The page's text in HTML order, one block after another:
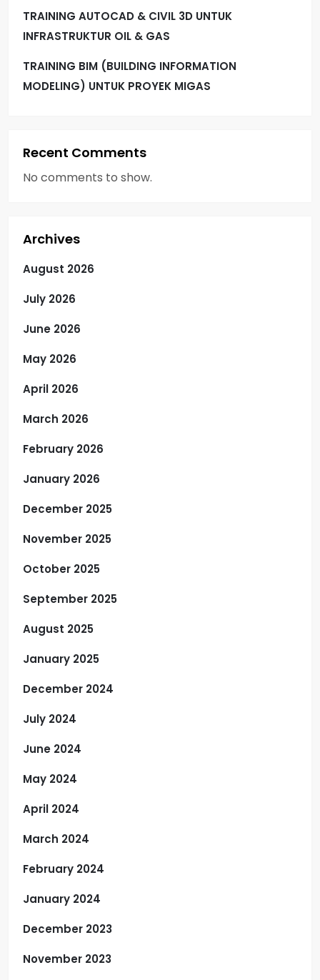
TRAINING AUTOCAD & CIVIL 3D UNTUK
INFRASTRUKTUR OIL & GAS
TRAINING BIM (BUILDING INFORMATION
MODELING) UNTUK PROYEK MIGAS
Recent Comments
No comments to show.
Archives
August 2026
July 2026
June 2026
May 2026
April 2026
March 2026
February 2026
January 2026
December 2025
November 2025
October 2025
September 2025
August 2025
January 2025
December 2024
July 2024
June 2024
May 2024
April 2024
March 2024
February 2024
January 2024
December 2023
November 2023